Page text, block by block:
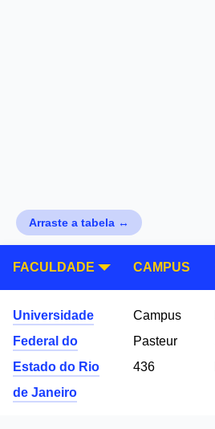
Arraste a tabela ↔
FACULDADE CAMPUS
Universidade
Federal do
Estado do Rio
de Janeiro
Campus
Pasteur
436